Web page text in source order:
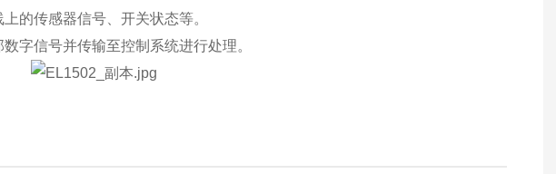
的传感器信号、开关状态等。
字信号并传输至控制系统进行处理。